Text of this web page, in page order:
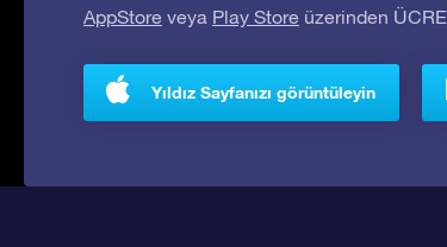
AppStore veya Play Store üzerinden
Yıldız Sayfanızı görüntüleyin